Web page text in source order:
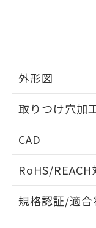
外形図
取りつけ穴加
CAD
ドすることが
RoHS/
EU RoHS 注意
規格認証/適合
品・
の共
用者
EU RoHS
51物質の非
※本証明書
物質の対応
荷製品に
欄に対応日
既に当社